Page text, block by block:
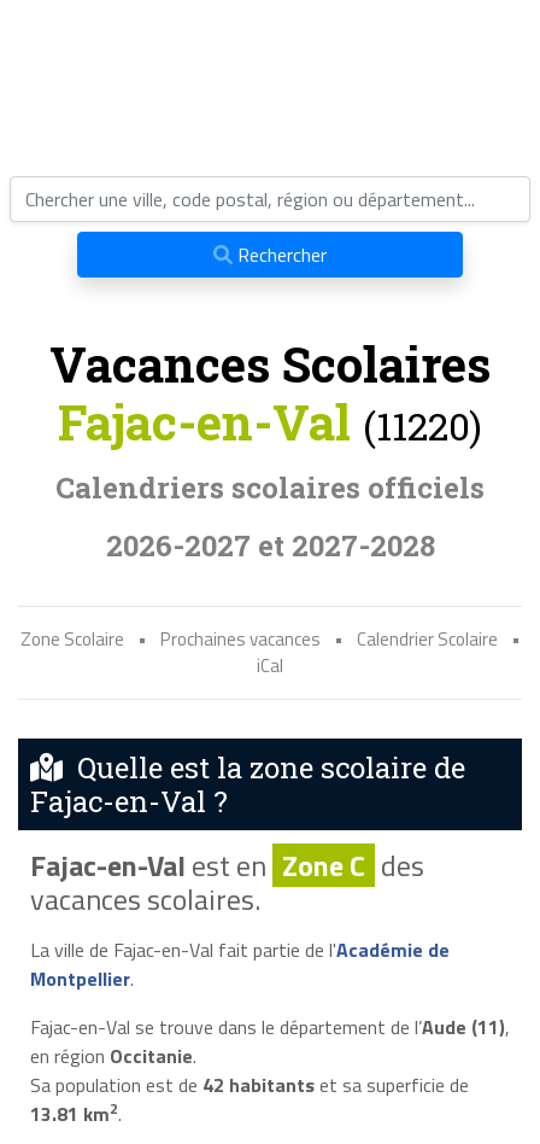
Rechercher
Vacances Scolaires
Fajac-en-Val (11220)
Calendriers scolaires officiels
2026-2027 et 2027-2028
Zone Scolaire • Prochaines vacances • Calendrier Scolaire
•
iCal
Quelle est la zone scolaire de
Fajac-en-Val ?
Fajac-en-Valest en Zone C des
vacances scolaires.
La ville de Fajac-en-Val fait partie de l'Académie de
Montpellier.
Fajac-en-Val se trouve dans le département de l’Aude (11),
en région Occitanie.
Sa population est de 42 habitantset sa superficie de
13.81 km2.